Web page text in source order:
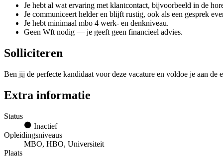
Je hebt al wat ervaring met klantcontact, bijvoorbeeld in de
Je communiceert helder en blijft rustig, ook als een gesprek
Je hebt minimaal mbo 4 werk- en denkniveau.
Geen Wft nodig — je geeft geen financieel advies.
Solliciteren
Ben jij de perfecte kandidaat voor deze vacature en voldoe je aan
Extra informatie
Status
Inactief
Opleidingsniveaus
MBO, HBO, Universiteit
Plaats